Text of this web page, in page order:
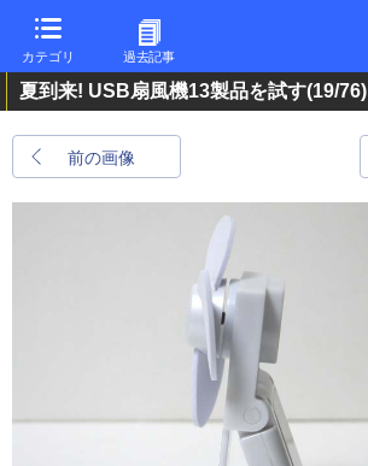
カテゴリ 過去記事
夏到来! USB扇風機13製品を試す(19/76)
前の画像